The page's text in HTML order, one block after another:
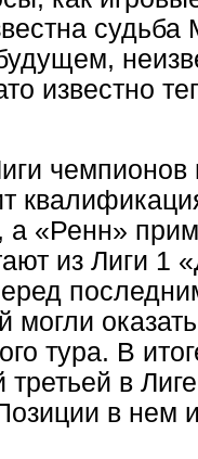
судьба
известно
«Ренн»
из Лиги 1
могли
тура. В
в
в нем